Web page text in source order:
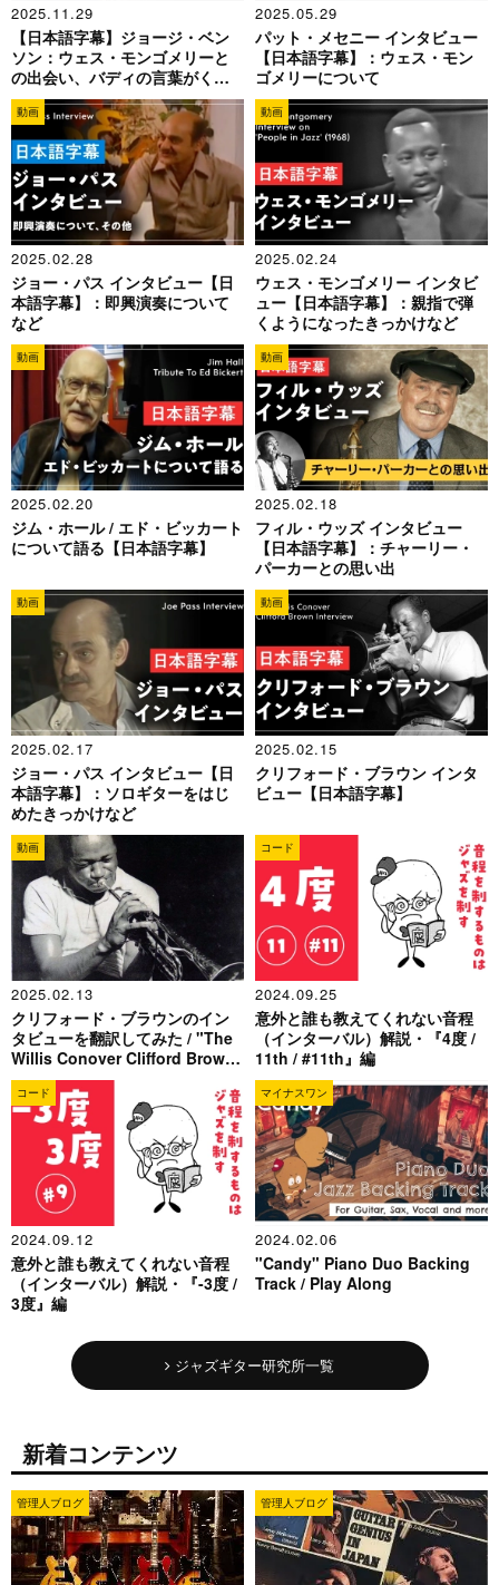
2025.11.29
【日本語字幕】ジョージ・ベン
ソン：ウェス・モンゴメリーと
の出会い、バディの言葉がくれ
た勇気
2025.05.29
パット・メセニー インタビュー
【日本語字幕】：ウェス・モン
ゴメリーについて
動画
2025.02.28
ジョー・パス インタビュー【日
本語字幕】：即興演奏について
など
動画
2025.02.24
ウェス・モンゴメリー インタビ
ュー【日本語字幕】：親指で弾
くようになったきっかけなど
動画
2025.02.20
ジム・ホール / エド・ビッカート
について語る【日本語字幕】
動画
2025.02.18
フィル・ウッズ インタビュー
【日本語字幕】：チャーリー・
パーカーとの思い出
動画
2025.02.17
ジョー・パス インタビュー【日
本語字幕】：ソロギターをはじ
めたきっかけなど
動画
2025.02.15
クリフォード・ブラウン インタ
ビュー【日本語字幕】
動画
2025.02.13
クリフォード・ブラウンのイン
タビューを翻訳してみた / "The
Willis Conover Clifford Brown
Interview"より
コード
2024.09.25
意外と誰も教えてくれない音程
（インターバル）解説・『4度 /
11th / #11th』編
コード
2024.09.12
意外と誰も教えてくれない音程
（インターバル）解説・『-3度 /
3度』編
マイナスワン
2024.02.06
"Candy" Piano Duo Backing
Track / Play Along
ジャズギター研究所一覧
新着コンテンツ
管理人ブログ 管理人ブログ